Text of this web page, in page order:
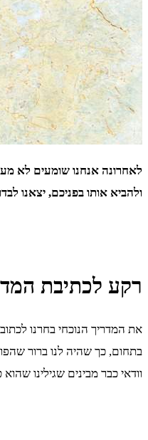
לאחרונה אנחנו שומעים לא
ולהביא אותו בפניכם, יצאנו
רקע לכתיבת
את המדריך הנוכחי בחרנו
בתחום, כך שהיה לנו ברור
וודאי כבר מבינים שגילינו